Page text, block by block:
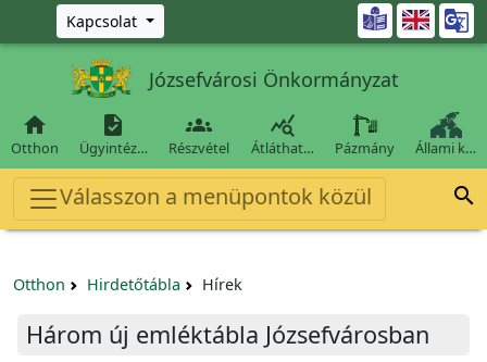
Ugrás a fő tartalomra
Kapcsolat 
Józsefvárosi Önkormányzat

Otthon

Ügyintéz…

Részvétel

Átláthat… Pázmány Állami k…
Válasszon a menüpontok közül 
Otthon Hirdetőtábla Hírek
Három új emléktábla Józsefvárosban